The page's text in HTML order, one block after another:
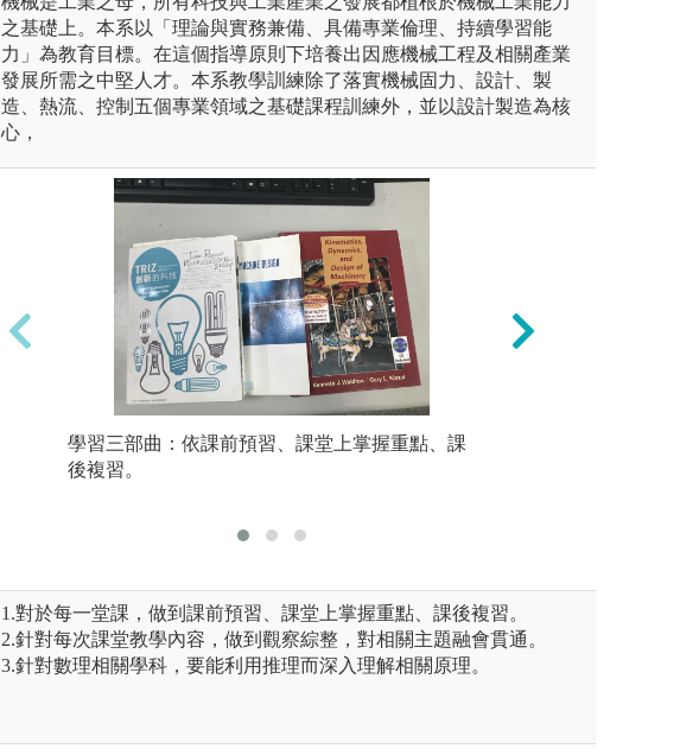
之基礎上。本系以「理論與實務兼備、具備專業倫理、持續學習能
力」為教育目標。在這個指導原則下培養出因應機械工程及相關產業
發展所需之中堅人才。本系教學訓練除了落實機械固力、設計、製
造、熱流、控制五個專業領域之基礎課程訓練外，並以設計製造為核
心，
提供小班制的學習環境。
學習三部曲：依課前預習、課堂上掌握重點、課
後複習。
1.對於每一堂課，做到課前預習、課堂上掌握重點、課後複習。
2.針對每次課堂教學內容，做到觀察綜整，對相關主題融會貫通。
3.針對數理相關學科，要能利用推理而深入理解相關原理。